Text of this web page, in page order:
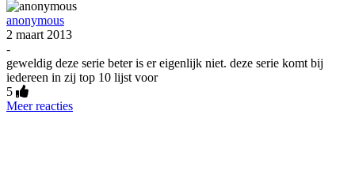
anonymous
2 maart 2013
-
geweldig deze serie beter is er eigenlijk niet. deze serie komt bij
iedereen in zij top 10 lijst voor
5
Meer reacties